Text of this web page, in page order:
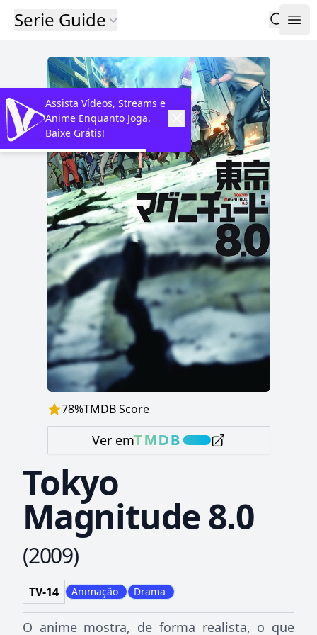
Serie Guide
78%TMDB Score
Ver em
Tokyo
Magnitude 8.0
(2009)
TV-14 Animação Drama
O anime mostra, de forma realista, o que
Assista Vídeos, Streams e
Anime Enquanto Joga.
Baixe Grátis!